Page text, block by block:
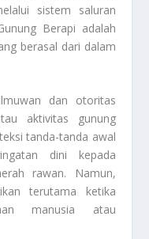
sistem saluran
Berapi adalah
berasal dari dalam
dan otoritas
aktivitas gunung
tanda-tanda awal
dini kepada
rawan. Namun,
terutama ketika
manusia atau